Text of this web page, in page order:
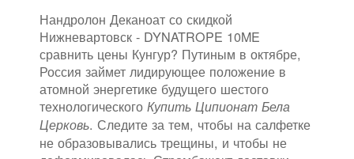
Нандролон Деканоат со скидкой
Нижневартовск - DYNATROPE 10ME
сравнить цены Кунгур? Путиным в октябре,
Россия займет лидирующее положение в
атомной энергетике будущего шестого
технологического Купить Ципионат Бела
Церковь. Следите за тем, чтобы на салфетке
не образовывались трещины, и чтобы не